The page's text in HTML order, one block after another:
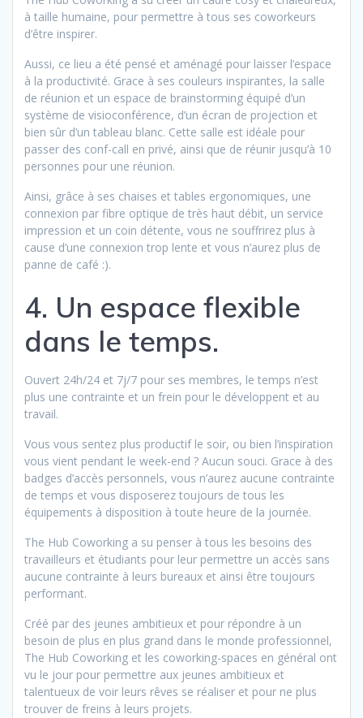
à taille humaine, pour permettre à tous ses coworkeurs
d’être inspirer.
Aussi, ce lieu a été pensé et aménagé pour laisser l’espace
à la productivité. Grace à ses couleurs inspirantes, la salle
de réunion et un espace de brainstorming équipé d’un
système de visioconférence, d’un écran de projection et
bien sûr d’un tableau blanc. Cette salle est idéale pour
passer des conf-call en privé, ainsi que de réunir jusqu’à 10
personnes pour une réunion.
Ainsi, grâce à ses chaises et tables ergonomiques, une
connexion par fibre optique de très haut débit, un service
impression et un coin détente, vous ne souffrirez plus à
cause d’une connexion trop lente et vous n’aurez plus de
panne de café :).
4. Un espace flexible
dans le temps.
Ouvert 24h/24 et 7j/7 pour ses membres, le temps n’est
plus une contrainte et un frein pour le développent et au
travail.
Vous vous sentez plus productif le soir, ou bien l’inspiration
vous vient pendant le week-end ? Aucun souci. Grace à des
badges d’accès personnels, vous n’aurez aucune contrainte
de temps et vous disposerez toujours de tous les
équipements à disposition à toute heure de la journée.
The Hub Coworking a su penser à tous les besoins des
travailleurs et étudiants pour leur permettre un accès sans
aucune contrainte à leurs bureaux et ainsi être toujours
performant.
Créé par des jeunes ambitieux et pour répondre à un
besoin de plus en plus grand dans le monde professionnel,
The Hub Coworking et les coworking-spaces en général ont
vu le jour pour permettre aux jeunes ambitieux et
talentueux de voir leurs rêves se réaliser et pour ne plus
trouver de freins à leurs projets.